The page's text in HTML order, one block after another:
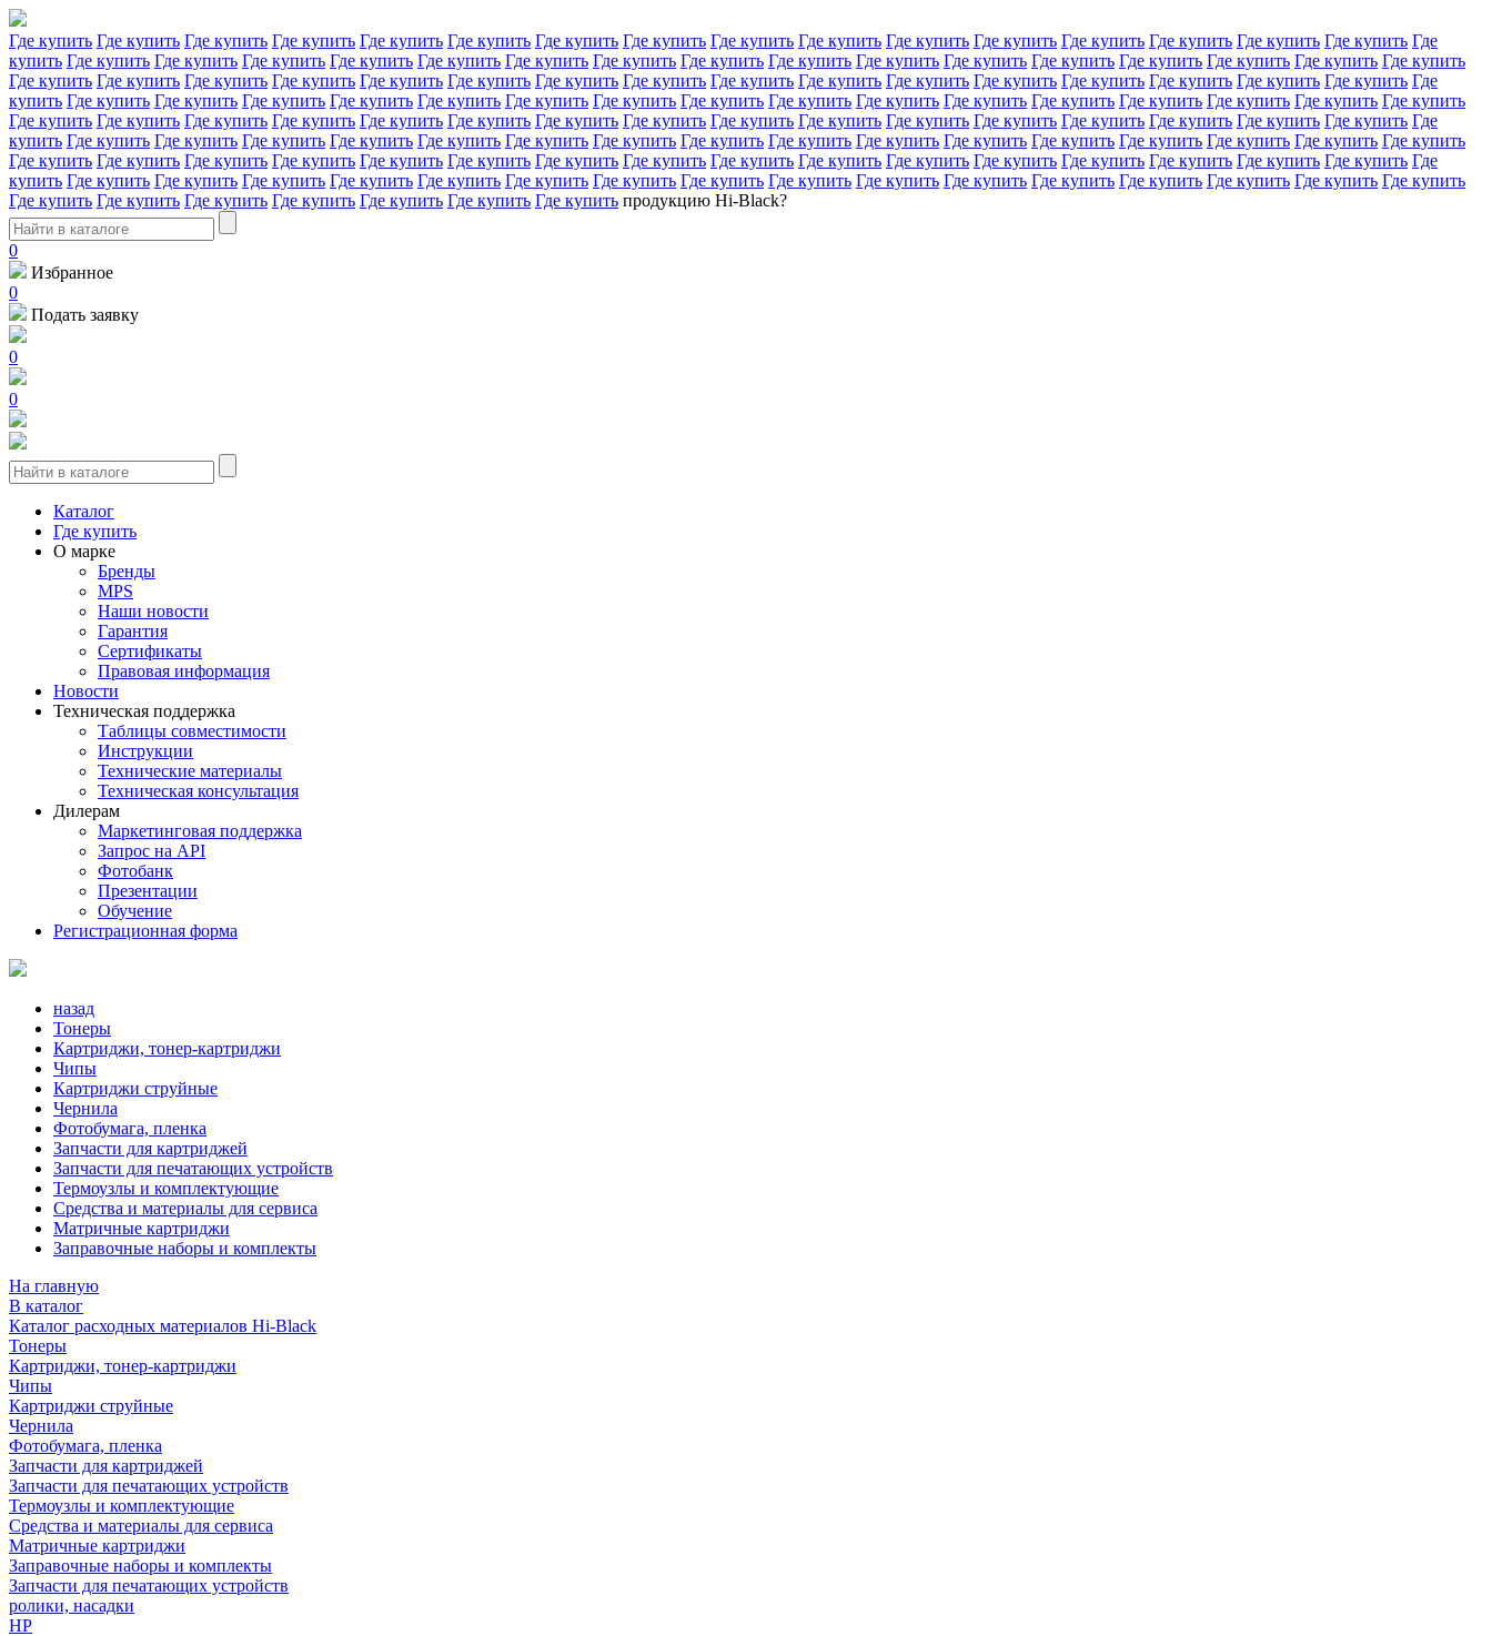
Где купить Где купить Где купить Где купить Где купить Где купить Где купить Где купить Где купить Где купить Где купить Где купить Где купить Где купить Где купить Где купить Где
купить Где купить Где купить Где купить Где купить Где купить Где купить Где купить Где купить Где купить Где купить Где купить Где купить Где купить Где купить Где купить Где купить
Где купить Где купить Где купить Где купить Где купить Где купить Где купить Где купить Где купить Где купить Где купить Где купить Где купить Где купить Где купить Где купить Где
купить Где купить Где купить Где купить Где купить Где купить Где купить Где купить Где купить Где купить Где купить Где купить Где купить Где купить Где купить Где купить Где купить
Где купить Где купить Где купить Где купить Где купить Где купить Где купить Где купить Где купить Где купить Где купить Где купить Где купить Где купить Где купить Где купить Где
купить Где купить Где купить Где купить Где купить Где купить Где купить Где купить Где купить Где купить Где купить Где купить Где купить Где купить Где купить Где купить Где купить
Где купить Где купить Где купить Где купить Где купить Где купить Где купить Где купить Где купить Где купить Где купить Где купить Где купить Где купить Где купить Где купить Где
купить Где купить Где купить Где купить Где купить Где купить Где купить Где купить Где купить Где купить Где купить Где купить Где купить Где купить Где купить Где купить Где купить
Где купить Где купить Где купить Где купить Где купить Где купить Где купить продукцию Hi-Black?
0
Избранное
0
Подать заявку
0
0
Каталог
Где купить
О марке
Бренды
MPS
Наши новости
Гарантия
Сертификаты
Правовая информация
Новости
Техническая поддержка
Таблицы совместимости
Инструкции
Технические материалы
Техническая консультация
Дилерам
Маркетинговая поддержка
Запрос на API
Фотобанк
Презентации
Обучение
Регистрационная форма
назад
Тонеры
Картриджи, тонер-картриджи
Чипы
Картриджи струйные
Чернила
Фотобумага, пленка
Запчасти для картриджей
Запчасти для печатающих устройств
Термоузлы и комплектующие
Средства и материалы для сервиса
Матричные картриджи
Заправочные наборы и комплекты
На главную
В каталог
Каталог расходных материалов Hi-Black
Тонеры
Картриджи, тонер-картриджи
Чипы
Картриджи струйные
Чернила
Фотобумага, пленка
Запчасти для картриджей
Запчасти для печатающих устройств
Термоузлы и комплектующие
Средства и материалы для сервиса
Матричные картриджи
Заправочные наборы и комплекты
Запчасти для печатающих устройств
ролики, насадки
HP